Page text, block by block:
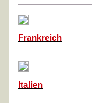
Frankreich
Italien